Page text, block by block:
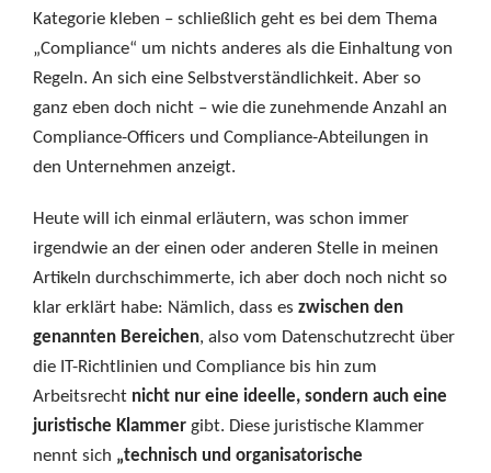
Kategorie kleben – schließlich geht es bei dem Thema
„Compliance“ um nichts anderes als die Einhaltung von
Regeln. An sich eine Selbstverständlichkeit. Aber so
ganz eben doch nicht – wie die zunehmende Anzahl an
Compliance-Officers und Compliance-Abteilungen in
den Unternehmen anzeigt.
Heute will ich einmal erläutern, was schon immer
irgendwie an der einen oder anderen Stelle in meinen
Artikeln durchschimmerte, ich aber doch noch nicht so
klar erklärt habe: Nämlich, dass es zwischen den
genannten Bereichen, also vom Datenschutzrecht über
die IT-Richtlinien und Compliance bis hin zum
Arbeitsrecht nicht nur eine ideelle, sondern auch eine
juristische Klammer gibt. Diese juristische Klammer
nennt sich „technisch und organisatorische